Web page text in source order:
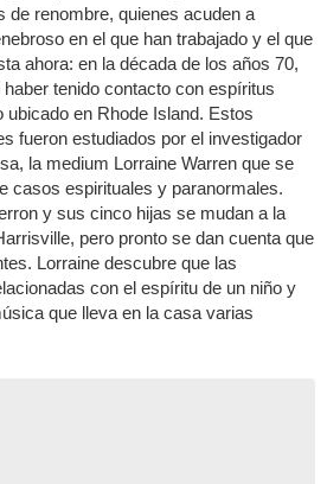
de renombre, quienes acuden a
en el que han trabajado y el que
ahora: en la década de los años 70,
tenido contacto con espíritus
en Rhode Island. Estos
fueron estudiados por el investigador
la medium Lorraine Warren que se
casos espirituales y paranormales.
y sus cinco hijas se mudan a la
pero pronto se dan cuenta que
Lorraine descubre que las
con el espíritu de un niño y
que lleva en la casa varias